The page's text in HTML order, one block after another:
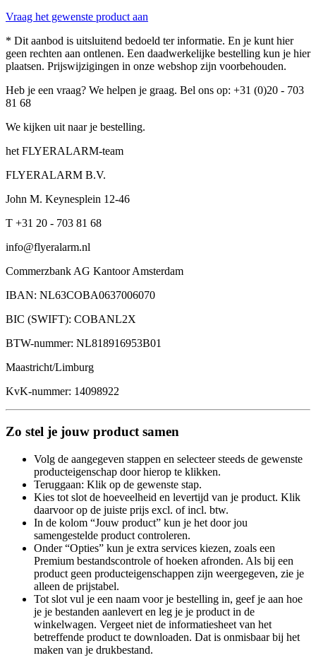
Vraag het gewenste product aan
* Dit aanbod is uitsluitend bedoeld ter informatie. En je kunt hier
geen rechten aan ontlenen. Een daadwerkelijke bestelling kun je hier
plaatsen. Prijswijzigingen in onze webshop zijn voorbehouden.
Heb je een vraag? We helpen je graag. Bel ons op: +31 (0)20 - 703
81 68
We kijken uit naar je bestelling.
het FLYERALARM-team
FLYERALARM B.V.
John M. Keynesplein 12-46
T +31 20 - 703 81 68
info@flyeralarm.nl
Commerzbank AG Kantoor Amsterdam
IBAN: NL63COBA0637006070
BIC (SWIFT): COBANL2X
BTW-nummer: NL818916953B01
Maastricht/Limburg
KvK-nummer: 14098922
Zo stel je jouw product samen
Volg de aangegeven stappen en selecteer steeds de gewenste
producteigenschap door hierop te klikken.
Teruggaan: Klik op de gewenste stap.
Kies tot slot de hoeveelheid en levertijd van je product. Klik
daarvoor op de juiste prijs excl. of incl. btw.
In de kolom “Jouw product” kun je het door jou
samengestelde product controleren.
Onder “Opties” kun je extra services kiezen, zoals een
Premium bestandscontrole of hoeken afronden. Als bij een
product geen producteigenschappen zijn weergegeven, zie je
alleen de prijstabel.
Tot slot vul je een naam voor je bestelling in, geef je aan hoe
je je bestanden aanlevert en leg je je product in de
winkelwagen. Vergeet niet de informatiesheet van het
betreffende product te downloaden. Dat is onmisbaar bij het
maken van je drukbestand.